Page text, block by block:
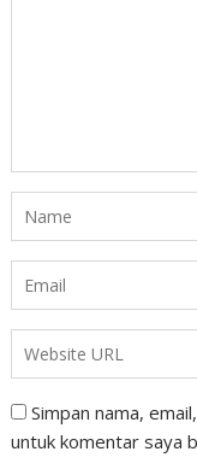
Simpan nama,
untuk komentar saya